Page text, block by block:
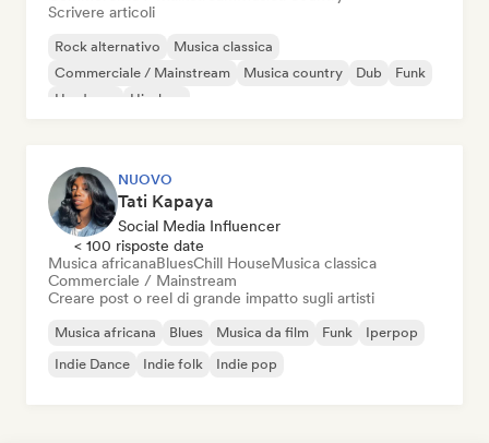
Scrivere articoli
Rock alternativo
Musica classica
Commerciale / Mainstream
Musica country Dub
Funk
Hardcore
Hip-hop
NUOVO
Tati Kapaya
Social Media Influencer
< 100 risposte date
Musica africanaBluesChill HouseMusica classica
Commerciale / Mainstream
Creare post o reel di grande impatto sugli artisti
Musica africana Blues Musica da film Funk
Iperpop
Indie Dance
Indie folk Indie pop